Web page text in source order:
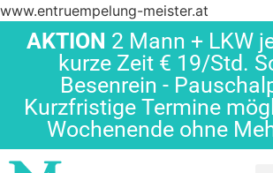
www.entruempelung-meister.at
AKTION 2 Mann + LKW
kurze Zeit € 19/Std.
Besenrein -
Kurzfristige Termine
Wochenende ohne